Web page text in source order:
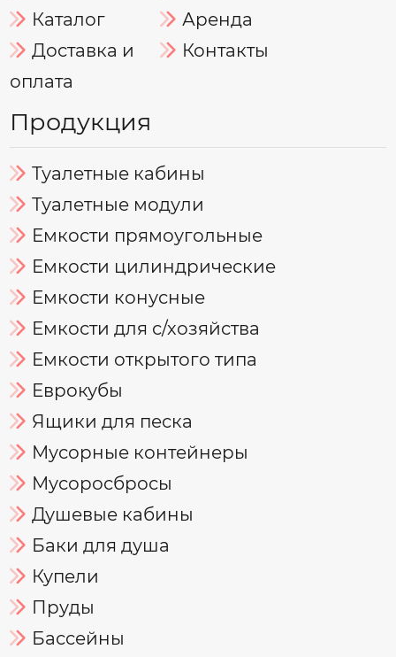
Каталог
Аренда
Доставка и
оплата
Контакты
Продукция
Туалетные кабины
Туалетные модули
Емкости прямоугольные
Емкости цилиндрические
Емкости конусные
Емкости для с/хозяйства
Емкости открытого типа
Еврокубы
Ящики для песка
Мусорные контейнеры
Мусоросбросы
Душевые кабины
Баки для душа
Купели
Пруды
Бассейны